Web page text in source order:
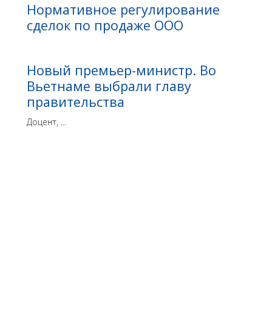
Нормативное регулирование
сделок по продаже ООО
Новый премьер-министр. Во
Вьетнаме выбрали главу
правительства
Доцент, ...